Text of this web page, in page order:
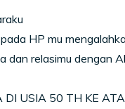
HP mu
dan relasimu dengan
DI USIA 50 TH KE